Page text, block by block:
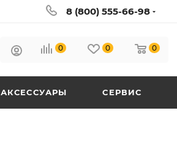
8 (800) 555-66-98
0 0 0
АКСЕССУАРЫ СЕРВИС